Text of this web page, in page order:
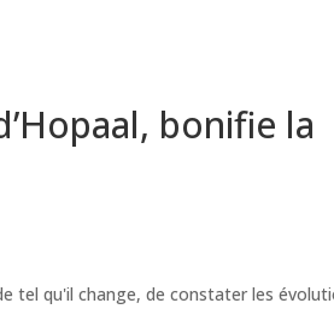
bonifie la
tel qu'il change, de constater les